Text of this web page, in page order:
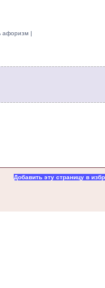
афоризм |
Добавить эту страницу в